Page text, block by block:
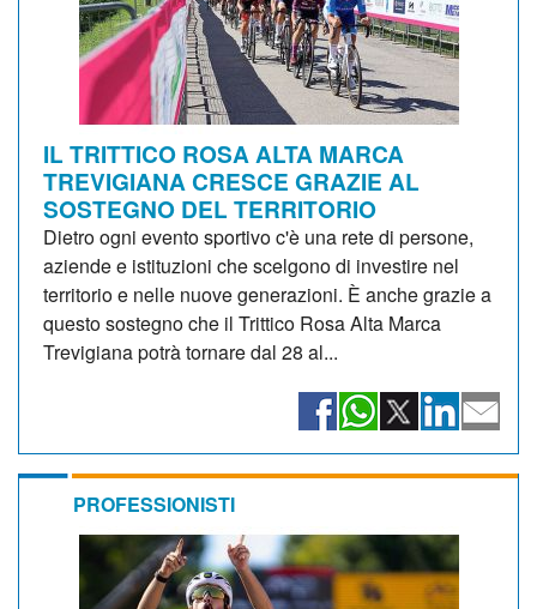
IL TRITTICO ROSA ALTA MARCA
TREVIGIANA CRESCE GRAZIE AL
SOSTEGNO DEL TERRITORIO
Dietro ogni evento sportivo c'è una rete di persone,
aziende e istituzioni che scelgono di investire nel
territorio e nelle nuove generazioni. È anche grazie a
questo sostegno che il Trittico Rosa Alta Marca
Trevigiana potrà tornare dal 28 al...
PROFESSIONISTI